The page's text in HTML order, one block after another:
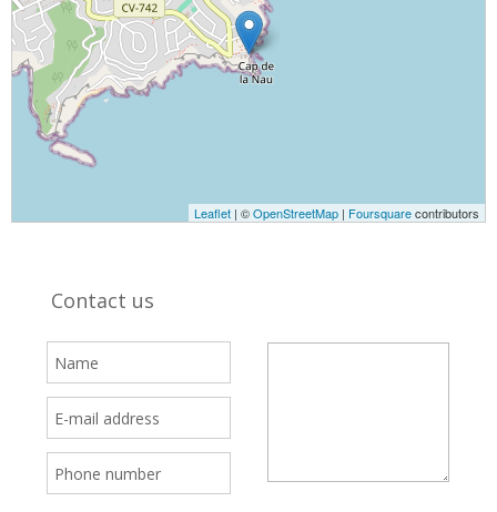
Leaflet | ©OpenStreetMap | Foursquarecontributors
Contact us